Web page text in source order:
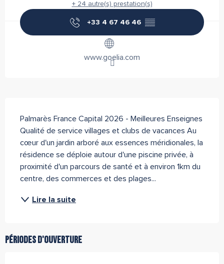
+ 24 autre(s) prestation(s)
+33 4 67 46 46 ▒▒
www.goelia.com
Description
Palmarès France Capital 2026 - Meilleures Enseignes
Qualité de service villages et clubs de vacances Au
cœur d'un jardin arboré aux essences méridionales, la
résidence se déploie autour d'une piscine privée, à
proximité d'un parcours de santé et à environ 1km du
centre, des commerces et des plages...
Lire la suite
Périodes d'ouverture